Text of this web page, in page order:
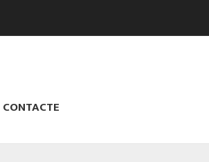
CONTACTE